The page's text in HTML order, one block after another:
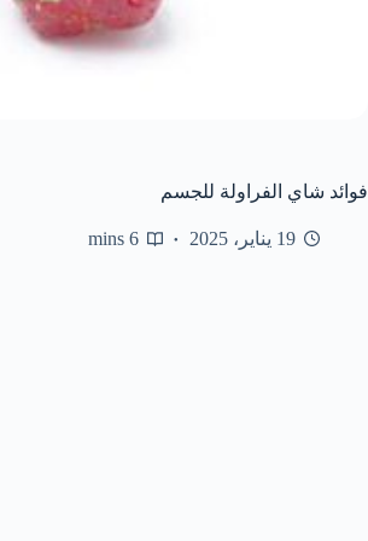
فوائد شاي الفراولة للجسم
19 يناير، 2025 6 mins